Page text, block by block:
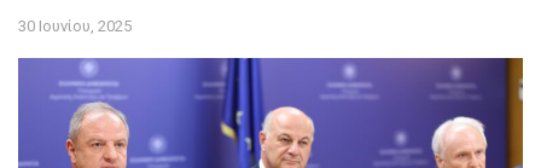
30 Ιουνίου, 2025